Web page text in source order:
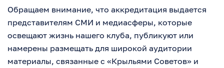
Обращаем внимание, что аккредитация выдается
представителям СМИ и медиасферы, которые
освещают жизнь нашего клуба, публикуют или
намерены размещать для широкой аудитории
материалы, связанные с «Крыльями Советов» и